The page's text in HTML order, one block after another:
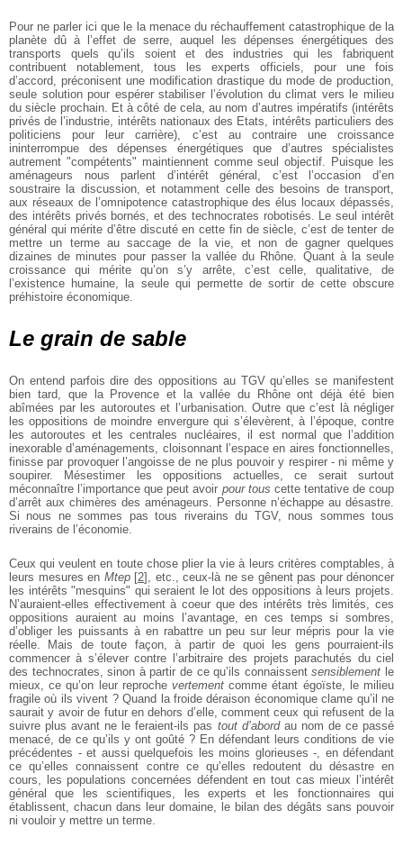
Pour ne parler ici que le la menace du réchauffement catastrophique de la
planète dû à l’effet de serre, auquel les dépenses énergétiques des
transports quels qu’ils soient et des industries qui les fabriquent
contribuent notablement, tous les experts officiels, pour une fois
d’accord, préconisent une modification drastique du mode de production,
seule solution pour espérer stabiliser l’évolution du climat vers le milieu
du siècle prochain. Et à côté de cela, au nom d’autres impératifs (intérêts
privés de l’industrie, intérêts nationaux des Etats, intérêts particuliers des
politiciens pour leur carrière), c’est au contraire une croissance
ininterrompue des dépenses énergétiques que d’autres spécialistes
autrement "compétents" maintiennent comme seul objectif. Puisque les
aménageurs nous parlent d’intérêt général, c’est l’occasion d’en
soustraire la discussion, et notamment celle des besoins de transport,
aux réseaux de l’omnipotence catastrophique des élus locaux dépassés,
des intérêts privés bornés, et des technocrates robotisés. Le seul intérêt
général qui mérite d’être discuté en cette fin de siècle, c’est de tenter de
mettre un terme au saccage de la vie, et non de gagner quelques
dizaines de minutes pour passer la vallée du Rhône. Quant à la seule
croissance qui mérite qu’on s’y arrête, c’est celle, qualitative, de
l’existence humaine, la seule qui permette de sortir de cette obscure
préhistoire économique.
Le grain de sable
On entend parfois dire des oppositions au TGV qu’elles se manifestent
bien tard, que la Provence et la vallée du Rhône ont déjà été bien
abîmées par les autoroutes et l’urbanisation. Outre que c’est là négliger
les oppositions de moindre envergure qui s’élevèrent, à l’époque, contre
les autoroutes et les centrales nucléaires, il est normal que l’addition
inexorable d’aménagements, cloisonnant l’espace en aires fonctionnelles,
finisse par provoquer l’angoisse de ne plus pouvoir y respirer - ni même y
soupirer. Mésestimer les oppositions actuelles, ce serait surtout
méconnaître l’importance que peut avoir pour tous cette tentative de coup
d’arrêt aux chimères des aménageurs. Personne n’échappe au désastre.
Si nous ne sommes pas tous riverains du TGV, nous sommes tous
riverains de l’économie.
Ceux qui veulent en toute chose plier la vie à leurs critères comptables, à
leurs mesures en Mtep[2] , etc., ceux-là ne se gênent pas pour dénoncer
les intérêts "mesquins" qui seraient le lot des oppositions à leurs projets.
N’auraient-elles effectivement à coeur que des intérêts très limités, ces
oppositions auraient au moins l’avantage, en ces temps si sombres,
d’obliger les puissants à en rabattre un peu sur leur mépris pour la vie
réelle. Mais de toute façon, à partir de quoi les gens pourraient-ils
commencer à s’élever contre l’arbitraire des projets parachutés du ciel
des technocrates, sinon à partir de ce qu’ils connaissentsensiblement le
mieux, ce qu’on leur reproche vertement comme étant égoïste, le milieu
fragile où ils vivent ? Quand la froide déraison économique clame qu’il ne
saurait y avoir de futur en dehors d’elle, comment ceux qui refusent de la
suivre plus avant ne le feraient-ils pas tout d’abordau nom de ce passé
menacé, de ce qu’ils y ont goûté ? En défendant leurs conditions de vie
précédentes - et aussi quelquefois les moins glorieuses -, en défendant
ce qu’elles connaissent contre ce qu’elles redoutent du désastre en
cours, les populations concernées défendent en tout cas mieux l’intérêt
général que les scientifiques, les experts et les fonctionnaires qui
établissent, chacun dans leur domaine, le bilan des dégâts sans pouvoir
ni vouloir y mettre un terme.